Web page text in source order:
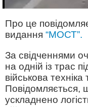
Про це
видання “МОСТ”.
За свідченнями
на одній із трас
військова
Повідомляється,
ускладнено